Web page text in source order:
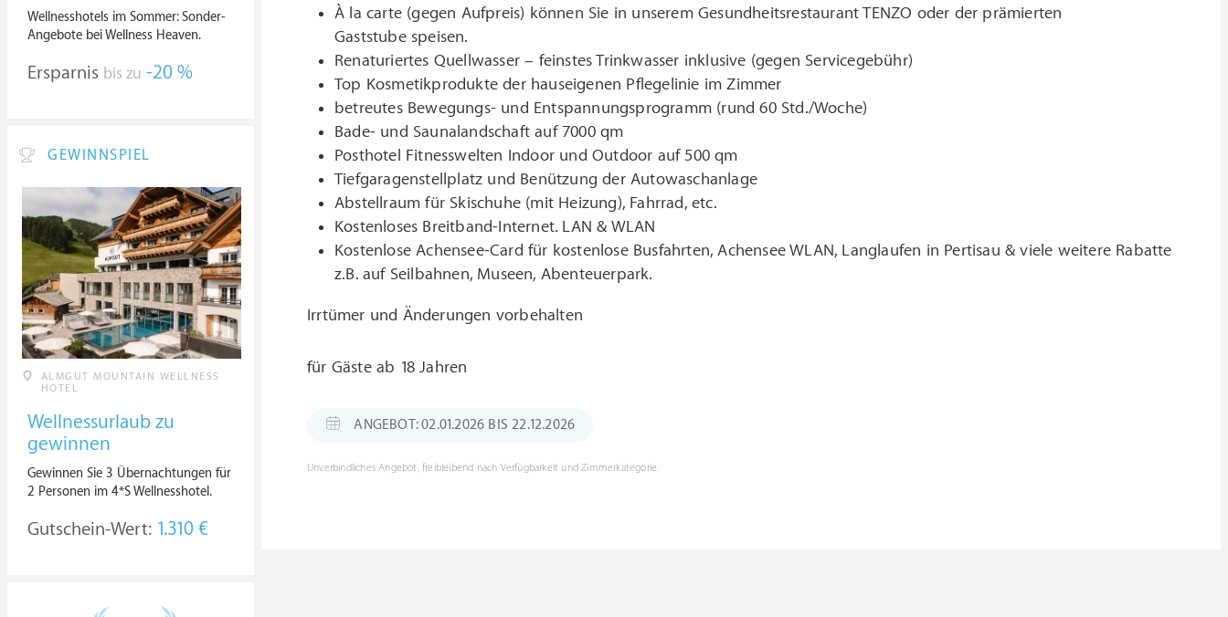
À la carte (gegen Aufpreis) können Sie in unserem Gesundheitsrestaurant TENZO oder der prämierten
Gaststube speisen.
Renaturiertes Quellwasser – feinstes Trinkwasser inklusive (gegen Servicegebühr)
Top Kosmetikprodukte der hauseigenen Pflegelinie im Zimmer
betreutes Bewegungs- und Entspannungsprogramm (rund 60 Std./Woche)
Bade- und Saunalandschaft auf 7000 qm
Posthotel Fitnesswelten Indoor und Outdoor auf 500 qm
Tiefgaragenstellplatz und Benützung der Autowaschanlage
Abstellraum für Skischuhe (mit Heizung), Fahrrad, etc.
Kostenloses Breitband-Internet. LAN & WLAN
Kostenlose Achensee-Card für kostenlose Busfahrten, Achensee WLAN, Langlaufen in Pertisau & viele weitere Rabatte
z.B. auf Seilbahnen, Museen, Abenteuerpark.
Irrtümer und Änderungen vorbehalten
für Gäste ab 18 Jahren
ANGEBOT: 02.01.2026 BIS 22.12.2026
Unverbindliches Angebot, freibleibend nach Verfügbarkeit und Zimmerkategorie.
Wellnesshotels im Sommer: Sonder-
Angebote bei Wellness Heaven.
Ersparnis bis zu -20 %
GEWINNSPIEL
ALMGUT MOUNTAIN WELLNESS
HOTEL
Wellnessurlaub zu
gewinnen
Gewinnen Sie 3 Übernachtungen für
2 Personen im 4*S Wellnesshotel.
Gutschein-Wert: 1.310 €